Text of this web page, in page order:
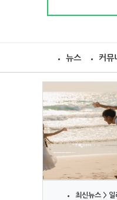
뉴스 커뮤
최신뉴스 > 일